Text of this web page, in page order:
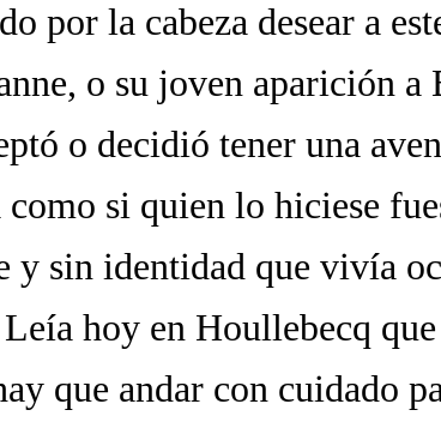
por la cabeza desear a
o su joven aparición a
o decidió tener una
si quien lo hiciese
y sin identidad que vivía
hoy en Houllebecq
que andar con cuidado